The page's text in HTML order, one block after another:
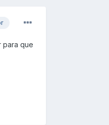
para que